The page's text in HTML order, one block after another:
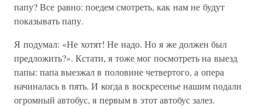
папу? Все равно: поедем смотреть, как нам не будут
показывать папу.
Я подумал: «Не хотят! Не надо. Но я же должен был
предложить?». Кстати, я тоже мог посмотреть на выезд
папы: папа выезжал в половине четвертого, а опера
начиналась в пять. И когда в воскресенье нашим подали
огромный автобус, я первым в этот автобус залез.